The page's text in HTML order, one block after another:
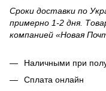
Сроки доставки по
примерно 1-2 дня.
компанией «Новая
Наличными при
Сплата онлайн